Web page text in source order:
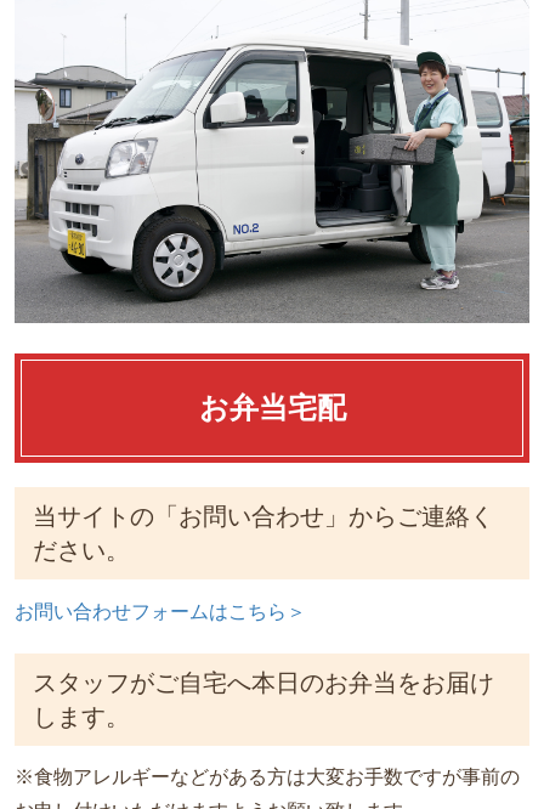
お弁当宅配
当サイトの「お問い合わせ」からご連絡く
ださい。
お問い合わせフォームはこちら＞
スタッフがご自宅へ本日のお弁当をお届け
します。
※食物アレルギーなどがある方は大変お手数ですが事前の